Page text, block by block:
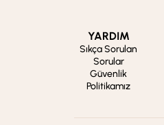
YARDIM
Sıkça Sorulan
Sorular
Güvenlik
Politikamız